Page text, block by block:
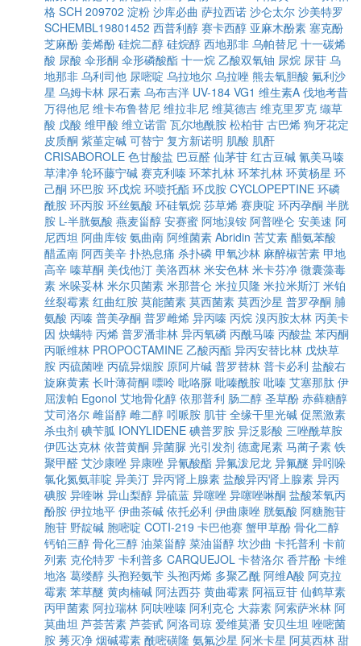
格 SCH 209702 淀粉 沙库必曲 萨拉西诺 沙仑太尔 沙美特罗
SCHEMBL19801452 西普利醇 赛卡西醇 亚麻木酚素 塞克酚
芝麻酚 姜烯酚 硅烷二醇 硅烷醇 西地那非 乌帕替尼 十一碳烯
酸 尿酸 伞形酮 伞形磷酸酯 十一烷 乙酸双氧铀 尿烷 尿苷 乌
地那非 乌利司他 尿嘧啶 乌拉地尔 乌拉唑 熊去氧胆酸 氟利沙
星 乌姆卡林 尿石素 乌布吉泮 UV-184 VG1 维生素A 伐地考昔
万得他尼 维卡布鲁替尼 维拉非尼 维莫德吉 维克里罗克 缬草
酸 戊酸 维甲酸 维立诺雷 瓦尔地酰胺 松柏苷 古巴烯 狗牙花定
皮质酮 紫堇定碱 可替宁 复方新诺明 肌酸 肌酐
CRISABOROLE 色甘酸盐 巴豆醛 仙茅苷 红古豆碱 氰美马嗪
草津净 轮环藤宁碱 赛克利嗪 环苯扎林 环苯扎林 环黄杨星 环
己酮 环巴胺 环戊烷 环喷托酯 环戊胺 CYCLOPEPTINE 环磷
酰胺 环丙胺 环丝氨酸 环硅氧烷 莎草烯 赛庚啶 环丙孕酮 半胱
胺 L-半胱氨酸 燕麦甾醇 安赛蜜 阿地溴铵 阿普唑仑 安美速 阿
尼西坦 阿曲库铵 氨曲南 阿维菌素 Abridin 苦艾素 醋氨苯酸
醋孟南 阿西美辛 扑热息痛 杀扑磷 甲氧沙林 麻醉椒苦素 甲地
高辛 嗪草酮 美伐他汀 美洛西林 米安色林 米卡芬净 微囊藻毒
素 米哚妥林 米尔贝菌素 米那普仑 米拉贝隆 米拉米斯汀 米铂
丝裂霉素 红曲红胺 莫能菌素 莫西菌素 莫西沙星 普罗孕酮 脯
氨酸 丙嗪 普美孕酮 普罗雌烯 异丙嗪 丙烷 溴丙胺太林 丙美卡
因 炔螨特 丙烯 普罗潘非林 异丙氧磷 丙酰马嗪 丙酸盐 苯丙酮
丙哌维林 PROPOCTAMINE 乙酸丙酯 异丙安替比林 戊炔草
胺 丙硫菌唑 丙硫异烟胺 原阿片碱 普罗替林 普卡必利 盐酸右
旋麻黄素 长叶薄荷酮 嘌呤 吡咯脲 吡嗪酰胺 吡嗪 艾塞那肽 伊
屈泼帕 Egonol 艾地骨化醇 依那普利 肠二醇 圣草酚 赤藓糖醇
艾司洛尔 雌甾醇 雌二醇 吲哌胺 肌苷 全缘干里光碱 促黑激素
杀虫剂 碘苄胍 IONYLIDENE 碘普罗胺 异泛影酸 三唑酰草胺
伊匹达克林 依普黄酮 异菌脲 光引发剂 德鸢尾素 马蔺子素 铁
聚甲醛 艾沙康唑 异康唑 异氰酸酯 异氟泼尼龙 异氟醚 异吲哚
氯化氮氨菲啶 异美汀 异丙肾上腺素 盐酸异丙肾上腺素 异丙
碘胺 异喹啉 异山梨醇 异硫蓝 异噻唑 异噻唑啉酮 盐酸苯氧丙
酚胺 伊拉地平 伊曲茶碱 依托必利 伊曲康唑 胱氨酸 阿糖胞苷
胞苷 野靛碱 胞嘧啶 COTI-219 卡巴他赛 蟹甲草酚 骨化二醇
钙铂三醇 骨化三醇 油菜甾醇 菜油甾醇 坎沙曲 卡托普利 卡前
列素 克伦特罗 卡利普多 CARQUEJOL 卡替洛尔 香芹酚 卡维
地洛 葛缕醇 头孢羟氨苄 头孢丙烯 多聚乙酰 阿维A酸 阿克拉
霉素 苯草醚 黄肉楠碱 阿法西芬 黄曲霉素 阿福豆苷 仙鹤草素
丙甲菌素 阿拉瑞林 阿呋唑嗪 阿利克仑 大蒜素 阿索萨米林 阿
莫曲坦 芦荟苦素 芦荟甙 阿洛司琼 爱维莫潘 安贝生坦 唑嘧菌
胺 莠灭净 烟碱霉素 酰嘧磺隆 氨氟沙星 阿米卡星 阿莫西林 甜